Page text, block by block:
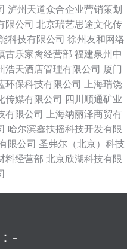
泸州天道众合企业营销策划
限公司 北京瑞艺思途文化传
科技有限公司 徐州友和网络
古乐家禽经营部 福建泉州中
浩天酒店管理有限公司 厦门
环保科技有限公司
上海瑞饶
传媒有限公司
四川顺通矿业
有限公司
上海纳丽泽商贸有
哈尔滨鑫扶摇科技开发有限
限公司 圣弗尔（北京）科技
料经营部 北京欣湖科技有限
-